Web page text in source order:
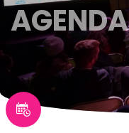
AGENDA